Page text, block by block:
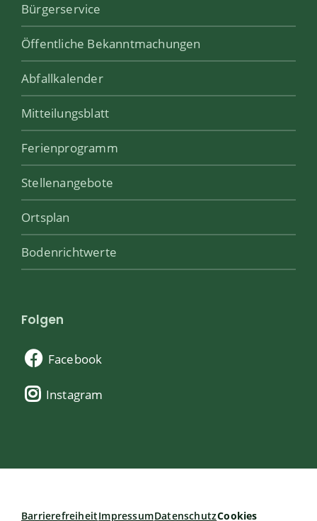
Bürgerservice
Öffentliche Bekanntmachungen
Abfallkalender
Mitteilungsblatt
Ferienprogramm
Stellenangebote
Ortsplan
Bodenrichtwerte
Folgen
Facebook
Instagram
BarrierefreiheitImpressumDatenschutzCookies